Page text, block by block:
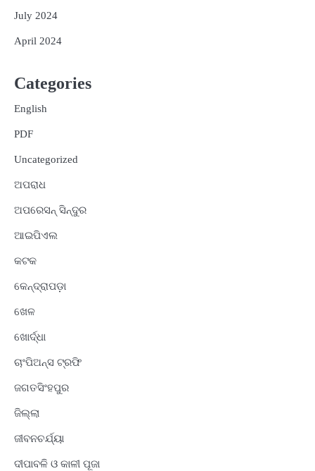
July 2024
April 2024
Categories
English
PDF
Uncategorized
ଅପରାଧ
ଅପରେସନ୍ ସିନ୍ଦୁର
ଆଇପିଏଲ
କଟକ
କେନ୍ଦ୍ରାପଡ଼ା
ଖେଳ
ଖୋର୍ଦ୍ଧା
ଚାଂପିଅନ୍ସ ଟ୍ରଫି
ଜଗତସିଂହପୁର
ଜିଲ୍ଲା
ଜୀବନଚର୍ଯ୍ୟା
ଦୀପାବଳି ଓ କାଳୀ ପୂଜା